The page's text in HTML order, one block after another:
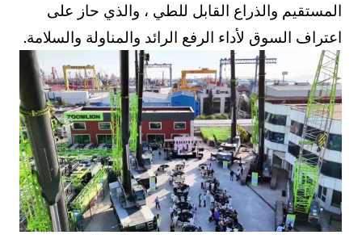
المستقيم والذراع القابل للطي ، والذي حاز على
اعتراف السوق لأداء الرفع الرائد والمناولة والسلامة.